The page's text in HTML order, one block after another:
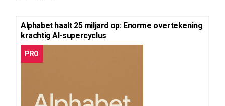
Alphabet haalt 25 miljard op: Enorme overtekening
krachtig AI-supercyclus
PRO